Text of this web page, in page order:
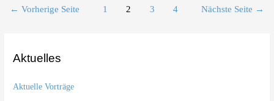
2010
Beitragsnavigation
← Vorherige Seite 1 2 3 4 Nächste Seite →
Aktuelles
Aktuelle Vorträge